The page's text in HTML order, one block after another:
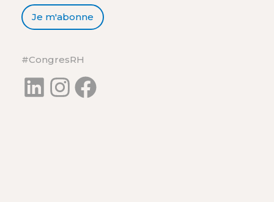
Je m'abonne
#CongresRH
LinkedIn Instagram Facebook